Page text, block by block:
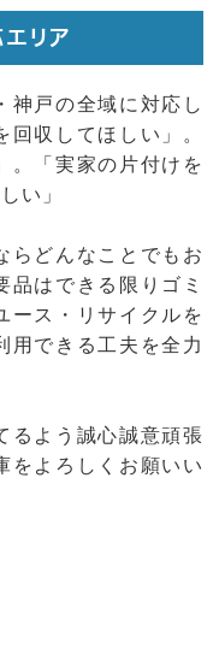
リア
神戸の全域に対応し
収してほしい」。
。「実家の片付けを
い」
らどんなことでもお
品はできる限りゴミ
ース・リサイクルを
用できる工夫を全力
るよう誠心誠意頑張
をよろしくお願いい